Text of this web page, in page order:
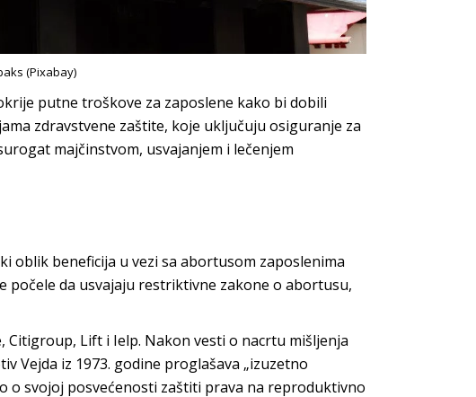
(Pixabay)
putne troškove za zaposlene kako bi dobili
zdravstvene zaštite, koje uključuju osiguranje za
majčinstvom, usvajanjem i lečenjem
oblik beneficija u vezi sa abortusom zaposlenima
počele da usvajaju restriktivne zakone o abortusu,
Citigroup, Lift i Ielp. Nakon vesti o nacrtu mišljenja
Vejda iz 1973. godine proglašava „izuzetno
o svojoj posvećenosti zaštiti prava na reproduktivno